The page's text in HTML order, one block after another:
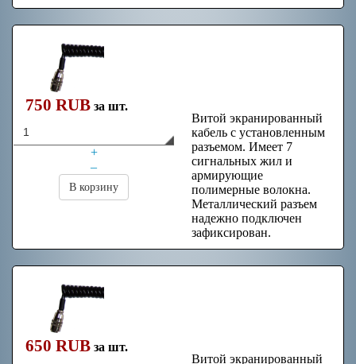
750 RUB за шт.
+
–
В корзину
Витой экранированный
кабель с установленным
разъемом. Имеет 7
сигнальных жил и
армирующие
полимерные волокна.
Металлический разъем
надежно подключен
зафиксирован.
650 RUB за шт.
Витой экранированный